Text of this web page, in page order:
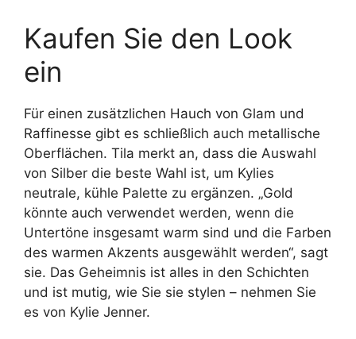
Kaufen Sie den Look
ein
Für einen zusätzlichen Hauch von Glam und
Raffinesse gibt es schließlich auch metallische
Oberflächen. Tila merkt an, dass die Auswahl
von Silber die beste Wahl ist, um Kylies
neutrale, kühle Palette zu ergänzen. „Gold
könnte auch verwendet werden, wenn die
Untertöne insgesamt warm sind und die Farben
des warmen Akzents ausgewählt werden“, sagt
sie. Das Geheimnis ist alles in den Schichten
und ist mutig, wie Sie sie stylen – nehmen Sie
es von Kylie Jenner.